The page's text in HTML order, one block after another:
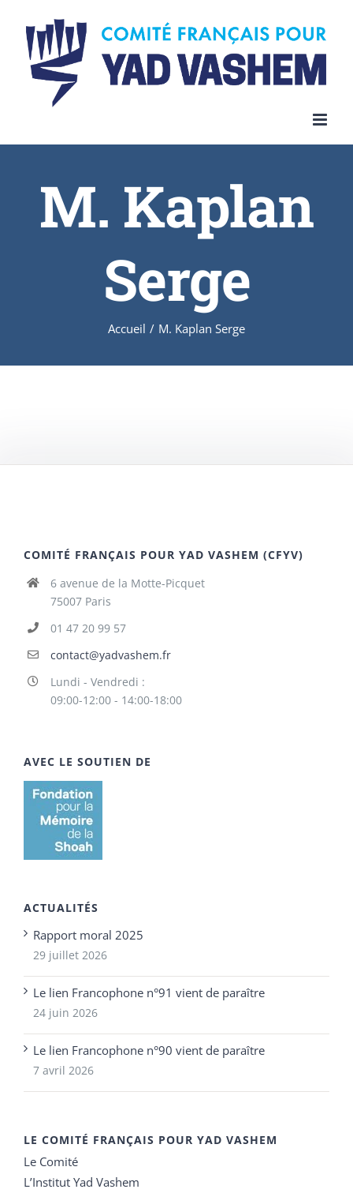
content
M. Kaplan
Serge
Accueil / M. Kaplan Serge
COMITÉ FRANÇAIS POUR YAD VASHEM (CFYV)
6 avenue de la Motte-Picquet
75007 Paris
01 47 20 99 57
contact@yadvashem.fr
Lundi - Vendredi :
09:00-12:00 - 14:00-18:00
AVEC LE SOUTIEN DE
ACTUALITÉS
Rapport moral 2025
29 juillet 2026
Le lien Francophone n°91 vient de paraître
24 juin 2026
Le lien Francophone n°90 vient de paraître
7 avril 2026
LE COMITÉ FRANÇAIS POUR YAD VASHEM
Le Comité
L’Institut Yad Vashem